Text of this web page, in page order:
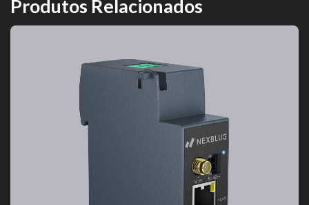
Produtos Relacionados